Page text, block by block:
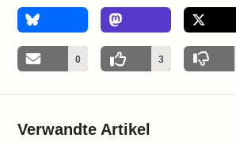
0 3
Verwandte Artikel